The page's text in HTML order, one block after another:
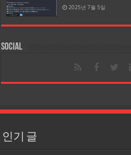
2025년 7월 5일
Social
인기 글